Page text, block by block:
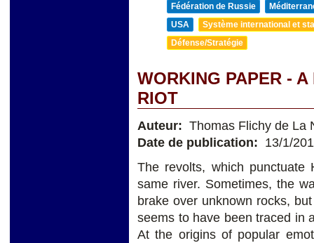
Fédération de Russie
USA
Système international et
Défense/Stratégie
WORKING PAPER -
RIOT
Auteur: Thomas Flichy de La
Date de publication: 13/1/
The revolts, which
same river. Sometimes, the
brake over unknown rocks,
seems to have been traced in
At the origins of popular